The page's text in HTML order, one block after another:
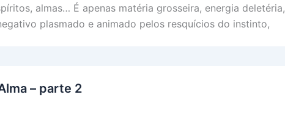
almas… É apenas matéria grosseira, energia deletéria,
plasmado e animado pelos resquícios do instinto,
– parte 2